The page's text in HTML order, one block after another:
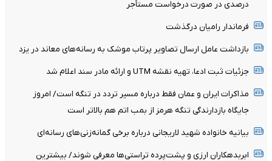
درصدی در صورت درخواست مستأجر
فرماندار رامیان درگذشت
بازداشت عامل ارسال تصاویر پرتاب موشک به رسانه‌های معاند در یزد
جزئیات ثبت ادعا، تهیه نقشه UTM و ارائه مادر سند اعلام شد
مذاکرات ایران و عمان فقط درباره مسیر تردد در تنگه است/ امروز
جایگاه بازدارندگی تنگه هرمز از بمب اتم هم بالاتر است
بیانیه خانواده شهید لاریجانی درباره برخی گمانه‌زنی‌های رسانه‌ای
ابربدهکاران ارزی و پشت‌پرده تراستی‌ها معرفی شوند/ بیشترین